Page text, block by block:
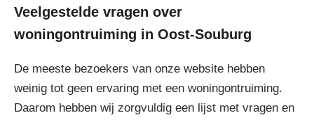
Veelgestelde vragen over
woningontruiming in Oost-Souburg
De meeste bezoekers van onze website hebben
weinig tot geen ervaring met een woningontruiming.
Daarom hebben wij zorgvuldig een lijst met vragen en